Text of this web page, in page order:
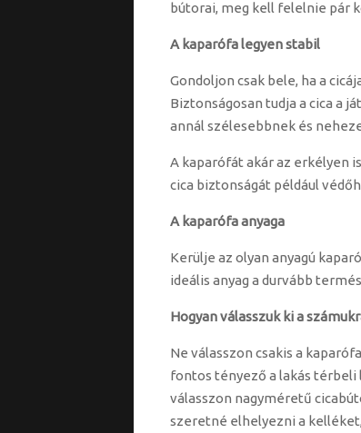
bútorai, meg kell felelnie pár
A kaparófa legyen stabil
Gondoljon csak bele, ha a
Biztonságosan tudja a cica a
annál szélesebbnek és
A kaparófát akár az erkélyen
cica biztonságát például
A kaparófa anyaga
Kerülje az olyan anyagú
ideális anyag a durvább
Hogyan válasszuk ki a
Ne válasszon csakis a
fontos tényező a lakás térbeli
válasszon nagyméretű
szeretné elhelyezni a